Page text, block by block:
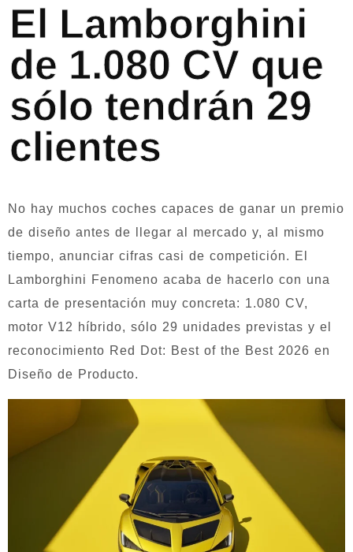
El Lamborghini
de 1.080 CV que
sólo tendrán 29
clientes
No hay muchos coches capaces de ganar un premio
de diseño antes de llegar al mercado y, al mismo
tiempo, anunciar cifras casi de competición. El
Lamborghini Fenomeno acaba de hacerlo con una
carta de presentación muy concreta: 1.080 CV,
motor V12 híbrido, sólo 29 unidades previstas y el
reconocimiento Red Dot: Best of the Best 2026 en
Diseño de Producto.